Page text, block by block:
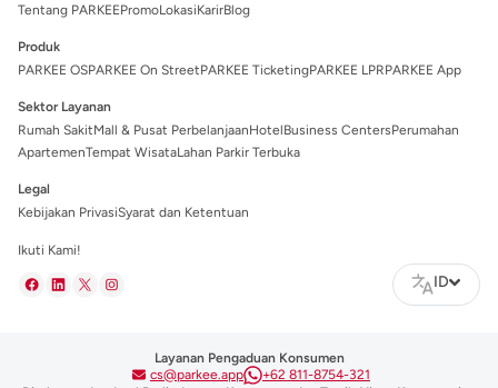
Tentang PARKEEPromoLokasiKarirBlog
Produk
PARKEE OSPARKEE On StreetPARKEE TicketingPARKEE LPRPARKEE App
Sektor Layanan
Rumah SakitMall & Pusat PerbelanjaanHotelBusiness CentersPerumahan
ApartemenTempat WisataLahan Parkir Terbuka
Legal
Kebijakan PrivasiSyarat dan Ketentuan
Ikuti Kami!
ID
Layanan Pengaduan Konsumen
cs@parkee.app
+62 811-8754-321